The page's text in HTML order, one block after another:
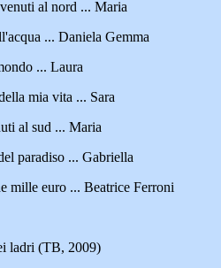
al nord ... Maria
... Daniela Gemma
... Laura
mia vita ... Sara
al sud ... Maria
paradiso ... Gabriella
mille euro ... Beatrice Ferroni
ladri (ТВ, 2009)